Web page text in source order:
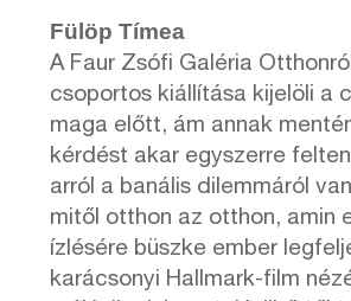
Fülöp Tímea
A Faur Zsófi Galéria
csoportos kiállítása kijelöli a
maga előtt, ám annak
kérdést akar egyszerre
arról a banális dilemmáról
mitől otthon az otthon, amin
ízlésére büszke ember
karácsonyi Hallmark-film